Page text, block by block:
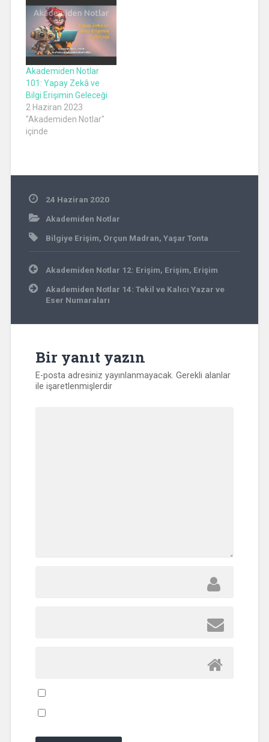
Akademiden Notlar
101: Yapay Zekâ ve
Bilgi Erişimin Geleceği
2 Haziran 2023
"Akademiden Notlar"
içinde
24 Haziran 2020
Akademiden Notlar
Bilgiye Erişim, Orçun Madran, Yaşar Tonta
Yazı Akademiden Notlar 12: Erişim, Erişim, Erişim
Akademiden Notlar 14: Tekil ve Kalıcı Yazar ve
Eser Numaraları
Bir yanıt yazın
E-posta adresiniz yayınlanmayacak. Gerekli alanlar
ile işaretlenmişlerdir